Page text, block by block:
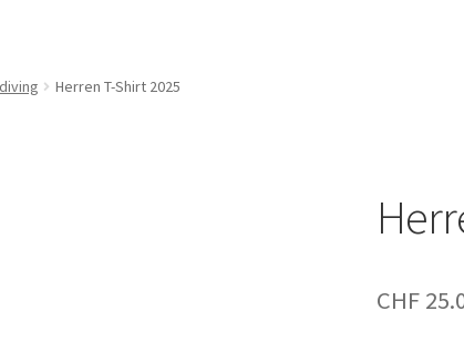
Herren T-Shirt 2025
CHF